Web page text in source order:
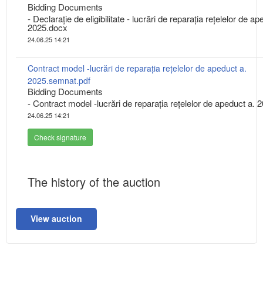
Bidding Documents
- Declarație de eligibilitate - lucrări de reparația rețelelor de
2025.docx
24.06.25 14:21
Contract model -lucrări de reparația rețelelor de apeduct a.
2025.semnat.pdf
Bidding Documents
- Contract model -lucrări de reparația rețelelor de apeduct a.
24.06.25 14:21
Check signature
The history of the auction
View auction